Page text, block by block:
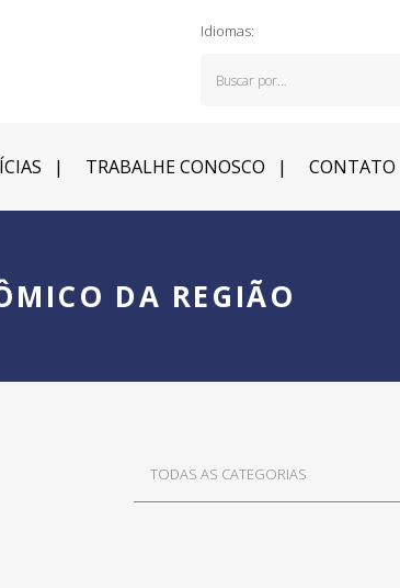
Idiomas:
TRABALHE CONOSCO CONTATO
DA REGIÃO